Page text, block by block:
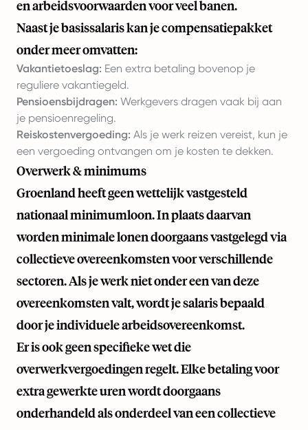
en arbeidsvoorwaarden voor veel banen.
Naast je basissalaris kan je compensatiepakket
onder meer omvatten:
Vakantietoeslag: Een extra betaling bovenop je
reguliere vakantiegeld.
Pensioensbijdragen: Werkgevers dragen vaak bij aan
je pensioenregeling.
Reiskostenvergoeding: Als je werk reizen vereist, kun je
een vergoeding ontvangen om je kosten te dekken.
Overwerk & minimums
Groenland heeft geen wettelijk vastgesteld
nationaal minimumloon. In plaats daarvan
worden minimale lonen doorgaans vastgelegd via
collectieve overeenkomsten voor verschillende
sectoren. Als je werk niet onder een van deze
overeenkomsten valt, wordt je salaris bepaald
door je individuele arbeidsovereenkomst.
Er is ook geen specifieke wet die
overwerkvergoedingen regelt. Elke betaling voor
extra gewerkte uren wordt doorgaans
onderhandeld als onderdeel van een collectieve